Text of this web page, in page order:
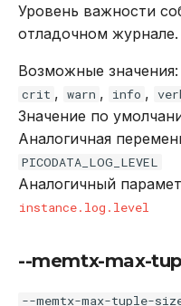
Уровень важности
отладочном журнале.
Возможные значения:
crit , warn , info ,
Значение по
Аналогичная
PICODATA_LOG_LEVEL
Аналогичный
instance.log.level
--memtx-max-
--memtx-max-tuple-size